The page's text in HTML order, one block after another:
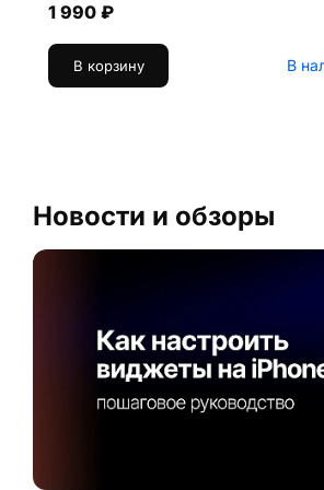
1 990 ₽
В корзину В
Новости и обзоры